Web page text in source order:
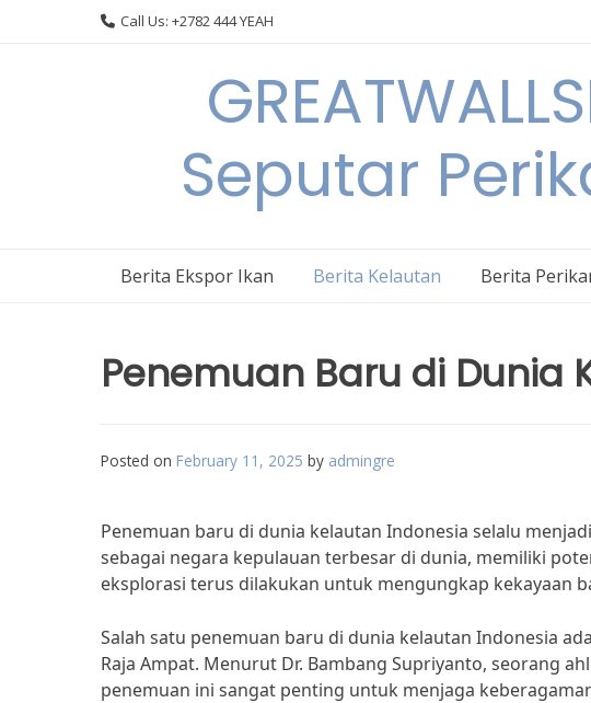
Call Us: +2782 444 YEAH
Seputar
Berita Ekspor Ikan Berita Kelautan Berita
Penemuan Baru di Dunia
Posted on February 11, 2025 by admingre
Penemuan baru di dunia kelautan Indonesia selalu
sebagai negara kepulauan terbesar di dunia, memiliki
eksplorasi terus dilakukan untuk mengungkap kekayaan
Salah satu penemuan baru di dunia kelautan Indonesia
Raja Ampat. Menurut Dr. Bambang Supriyanto, seorang
penemuan ini sangat penting untuk menjaga